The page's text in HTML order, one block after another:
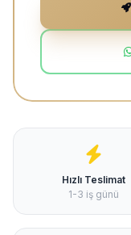
Hızlı Teslimat
1-3 iş günü